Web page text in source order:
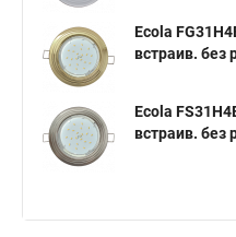
Ecola
встраив. без
Ecola
встраив. без